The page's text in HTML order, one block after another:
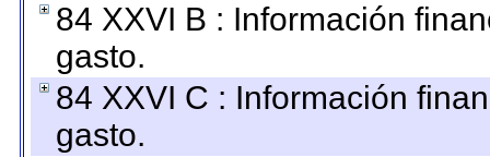
84 XXVI B : Información
gasto.
84 XXVI C : Información
gasto.